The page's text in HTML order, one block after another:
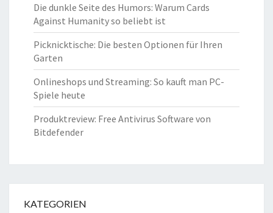
Die dunkle Seite des Humors: Warum Cards
Against Humanity so beliebt ist
Picknicktische: Die besten Optionen für Ihren
Garten
Onlineshops und Streaming: So kauft man PC-
Spiele heute
Produktreview: Free Antivirus Software von
Bitdefender
KATEGORIEN